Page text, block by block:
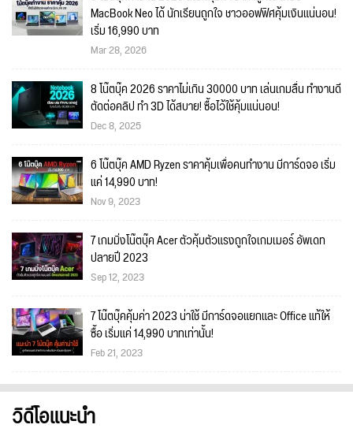
MacBook Neo ได้ นักเรียนถูกใจ ชาวออฟฟิศคุ้มเงินแน่นอน!
เริ่ม 16,990 บาท
Mar 28, 2026
8 โน๊ตบุ๊ค 2026 ราคาไม่เกิน 30000 บาท เล่นเกมลื่น ทำงานดี
ตัดต่อคลิป ทำ 3D ได้สบาย! ซื้อไว้ใช้คุ้มแน่นอน!
Dec 8, 2025
6 โน๊ตบุ๊ค AMD Ryzen ราคาคุ้มเพื่อคนทำงาน มีการ์ดจอ เริ่ม
แค่ 14,990 บาท!
Nov 9, 2023
7 เกมมิ่งโน๊ตบุ๊ค Acer ตัวคุ้มตัวแรงถูกใจเกมเมอร์ อัพเดท
ปลายปี 2023
Sep 12, 2023
7 โน๊ตบุ๊คคุ้มค่า 2023 น่าใช้ มีการ์ดจอแยกและ Office แท้ให้
ซื้อ เริ่มแค่ 14,990 บาทเท่านั้น!
Feb 21, 2023
วิดีโอแนะนำ